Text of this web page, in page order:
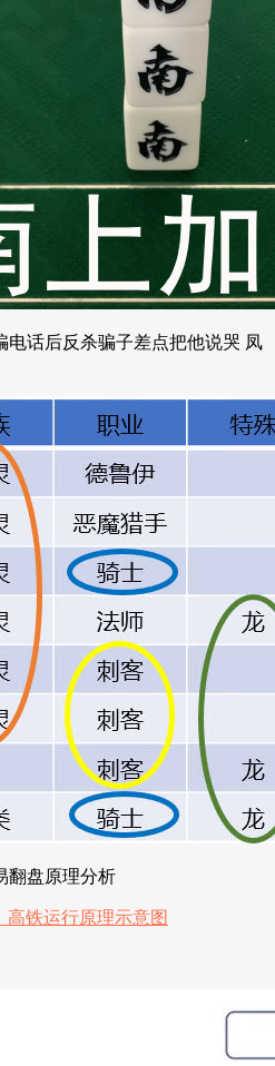
电话后反杀骗子差点把他说哭 凤
翻盘原理分析